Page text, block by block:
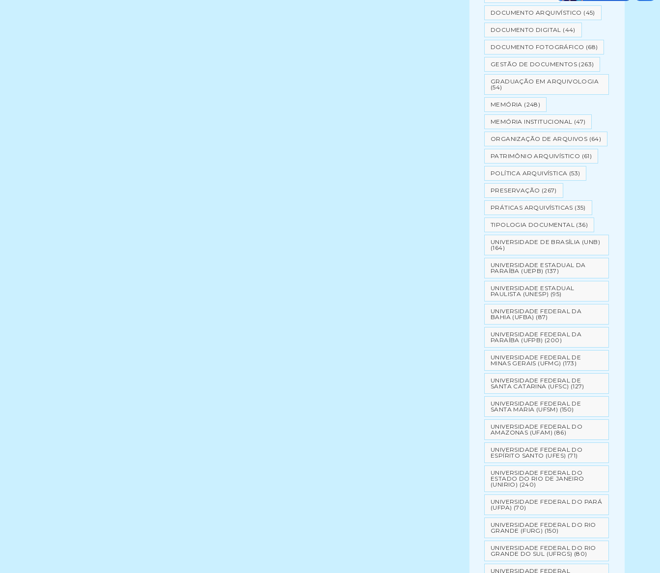
DOCUMENTO ARQUIVÍSTICO (45)
DOCUMENTO DIGITAL (44)
DOCUMENTO FOTOGRÁFICO (68)
GESTÃO DE DOCUMENTOS (263)
GRADUAÇÃO EM ARQUIVOLOGIA
(54)
MEMÓRIA (248)
MEMÓRIA INSTITUCIONAL (47)
ORGANIZAÇÃO DE ARQUIVOS (64)
PATRIMÔNIO ARQUIVÍSTICO (61)
POLÍTICA ARQUIVÍSTICA (53)
PRESERVAÇÃO (267)
PRÁTICAS ARQUIVÍSTICAS (35)
TIPOLOGIA DOCUMENTAL (36)
UNIVERSIDADE DE BRASÍLIA (UNB)
(164)
UNIVERSIDADE ESTADUAL DA
PARAÍBA (UEPB) (137)
UNIVERSIDADE ESTADUAL
PAULISTA (UNESP) (95)
UNIVERSIDADE FEDERAL DA
BAHIA (UFBA) (87)
UNIVERSIDADE FEDERAL DA
PARAÍBA (UFPB) (200)
UNIVERSIDADE FEDERAL DE
MINAS GERAIS (UFMG) (173)
UNIVERSIDADE FEDERAL DE
SANTA CATARINA (UFSC) (127)
UNIVERSIDADE FEDERAL DE
SANTA MARIA (UFSM) (150)
UNIVERSIDADE FEDERAL DO
AMAZONAS (UFAM) (86)
UNIVERSIDADE FEDERAL DO
ESPÍRITO SANTO (UFES) (71)
UNIVERSIDADE FEDERAL DO
ESTADO DO RIO DE JANEIRO
(UNIRIO) (240)
UNIVERSIDADE FEDERAL DO PARÁ
(UFPA) (70)
UNIVERSIDADE FEDERAL DO RIO
GRANDE (FURG) (150)
UNIVERSIDADE FEDERAL DO RIO
GRANDE DO SUL (UFRGS) (80)
UNIVERSIDADE FEDERAL